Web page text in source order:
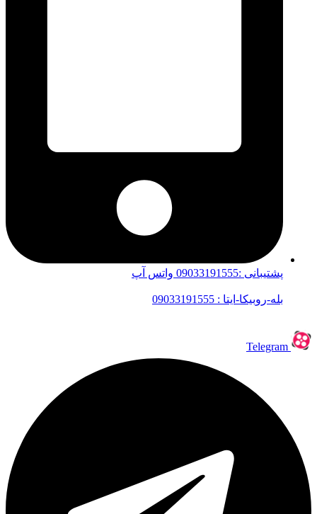
پشتیبانی :09033191555 واتس آپ
بله-روبیکا-ایتا : 09033191555
Telegram